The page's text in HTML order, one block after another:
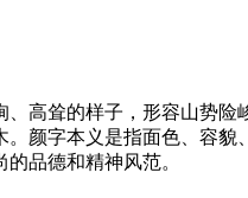
、高耸的样子，形容山势
。颜字本义是指面色、容
品德和精神风范。